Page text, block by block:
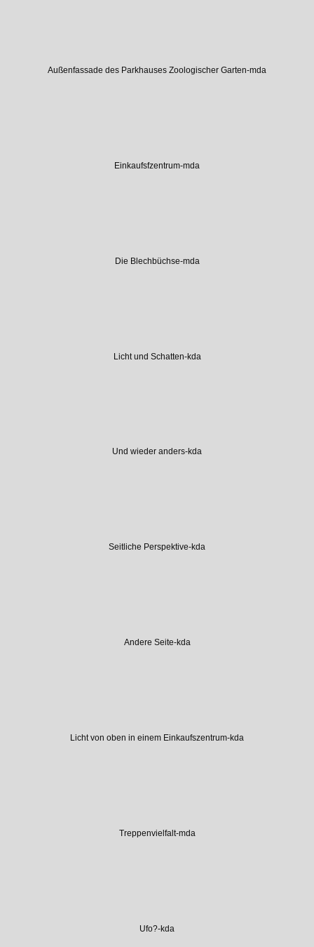
Außenfassade des Parkhauses Zoologischer Garten-mda
Einkaufsfzentrum-mda
Die Blechbüchse-mda
Licht und Schatten-kda
Und wieder anders-kda
Seitliche Perspektive-kda
Andere Seite-kda
Licht von oben in einem Einkaufszentrum-kda
Treppenvielfalt-mda
Ufo?-kda